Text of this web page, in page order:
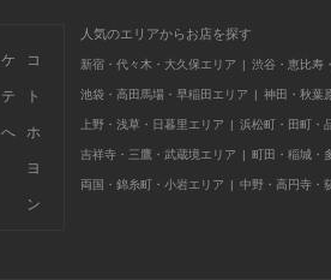
ケ コ
テ ト
へ ホ
ヨ
ン
人気のエリアからお店を探す
新宿・代々木・大久保エリア 渋谷・恵比寿
池袋・高田馬場・早稲田エリア 神田・秋葉
上野・浅草・日暮里エリア 浜松町・田町・
吉祥寺・三鷹・武蔵境エリア 町田・稲城・
両国・錦糸町・小岩エリア 中野・高円寺・